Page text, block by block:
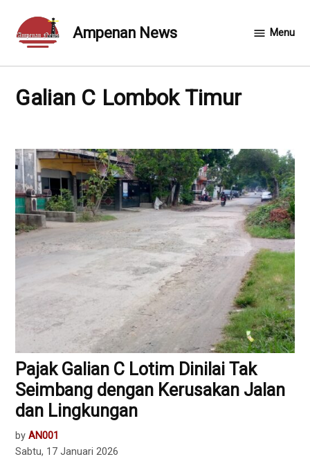
content
Ampenan News Menu
Galian C Lombok Timur
Pajak Galian C Lotim Dinilai Tak
Seimbang dengan Kerusakan Jalan
dan Lingkungan
by AN001
Sabtu, 17 Januari 2026